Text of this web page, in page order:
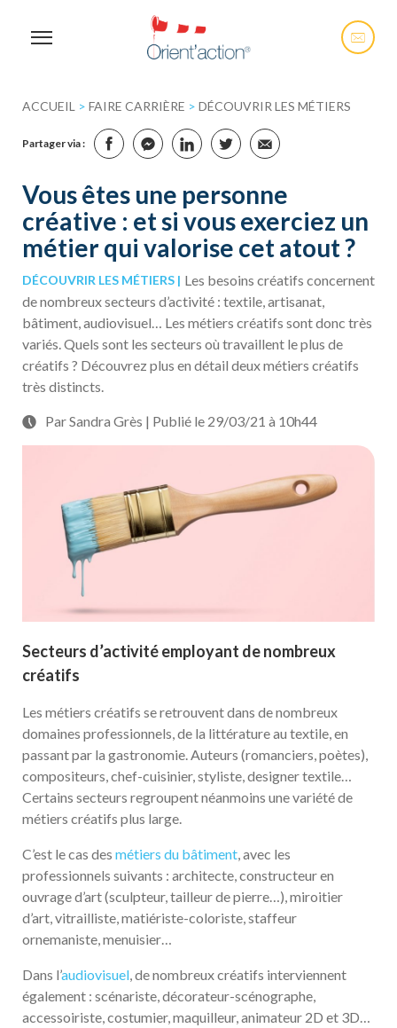
ACCUEIL > FAIRE CARRIÈRE > DÉCOUVRIR LES MÉTIERS
Partager via :
Vous êtes une personne
créative : et si vous exerciez un
métier qui valorise cet atout ?
DÉCOUVRIR LES MÉTIERS
Les besoins créatifs concernent
de nombreux secteurs d’activité : textile, artisanat,
bâtiment, audiovisuel… Les métiers créatifs sont donc très
variés. Quels sont les secteurs où travaillent le plus de
créatifs ? Découvrez plus en détail deux métiers créatifs
très distincts.
Par Sandra Grès | Publié le 29/03/21 à 10h44
Secteurs d’activité employant de nombreux
créatifs
Les métiers créatifs se retrouvent dans de nombreux
domaines professionnels, de la littérature au textile, en
passant par la gastronomie. Auteurs (romanciers, poètes),
compositeurs, chef-cuisinier, styliste, designer textile…
Certains secteurs regroupent néanmoins une variété de
métiers créatifs plus large.
C’est le cas des métiers du bâtiment, avec les
professionnels suivants : architecte, constructeur en
ouvrage d’art (sculpteur, tailleur de pierre…), miroitier
d’art, vitrailliste, matiériste-coloriste, staffeur
ornemaniste, menuisier…
Dans l’audiovisuel, de nombreux créatifs interviennent
également : scénariste, décorateur-scénographe,
accessoiriste, costumier, maquilleur, animateur 2D et 3D…